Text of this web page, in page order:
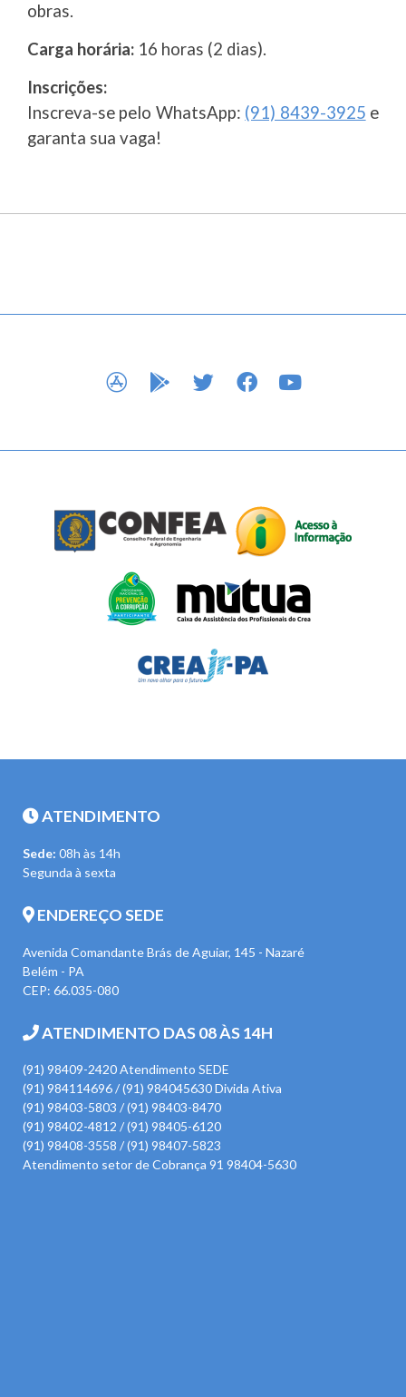
obras.
Carga horária: 16 horas (2 dias).
Inscrições:
Inscreva-se pelo WhatsApp: (91) 8439-3925 e
garanta sua vaga!
APP STOREGOOGLE PLAY
TWITTERFACEBOOK
ATENDIMENTO
Sede: 08h às 14h
Segunda à sexta
ENDEREÇO SEDE
Avenida Comandante Brás de Aguiar, 145 - Nazaré
Belém - PA
CEP: 66.035-080
ATENDIMENTO DAS 08 ÀS 14H
(91) 98409-2420 Atendimento SEDE
(91) 984114696 / (91) 984045630 Divida Ativa
(91) 98403-5803 / (91) 98403-8470
(91) 98402-4812 / (91) 98405-6120
(91) 98408-3558 / (91) 98407-5823
Atendimento setor de Cobrança 91 98404-5630